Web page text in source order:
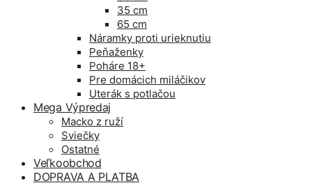
35 cm
65 cm
Náramky proti urieknutiu
Peňaženky
Poháre 18+
Pre domácich miláčikov
Uterák s potlačou
Mega Výpredaj
Macko z ruží
Sviečky
Ostatné
Veľkoobchod
DOPRAVA A PLATBA